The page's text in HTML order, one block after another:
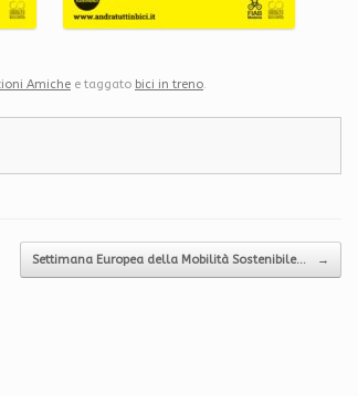
Amiche e taggato bici in treno
Settimana Europea della Mobilità Sostenibile… →